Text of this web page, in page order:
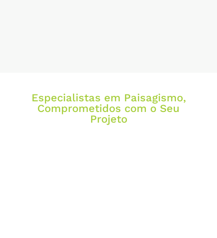
Especialistas em Paisagismo,
Comprometidos com o Seu
Projeto